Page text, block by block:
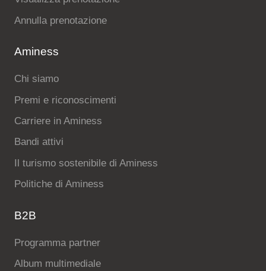
Annulla prenotazione
Aminess
Chi siamo
Premi e riconoscimenti
Carriere in Aminess
Bandi attivi
Il turismo sostenibile di Aminess
Politiche di Aminess
B2B
Programma partner
Album multimediale